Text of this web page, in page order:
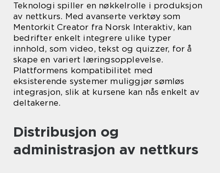
Teknologi spiller en nøkkelrolle i produksjon
av nettkurs. Med avanserte verktøy som
Mentorkit Creator fra Norsk Interaktiv, kan
bedrifter enkelt integrere ulike typer
innhold, som video, tekst og quizzer, for å
skape en variert læringsopplevelse.
Plattformens kompatibilitet med
eksisterende systemer muliggjør sømløs
integrasjon, slik at kursene kan nås enkelt av
deltakerne.
Distribusjon og
administrasjon av nettkurs